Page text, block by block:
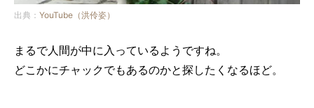
出典： YouTube（洪伶姿）
まるで人間が中に入っているようですね。
どこかにチャックでもあるのかと探したくなるほど。